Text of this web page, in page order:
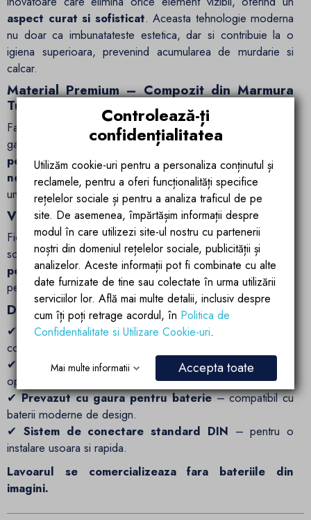
aspect curat si sofisticat. Aceasta tehnologie moderna
nu doar ca imbunatateste estetica, dar si contribuie la o
igiena superioara, prevenind acumularea de murdarie si
calcar.
Material Premium – Compozit din Marmura
Turnata
Fabricat din compozit din marmura , lavoarul EGO 11
garanteaza
rezistenta exceptionala la zgarieturi,
pete si temperaturi extreme. Suprafata saneta si
neporoasafaciliteaza curatarea si intretinerea, asigurand
un aspect impecabil pe termen lung.
Versatilitate si Adaptabilitate in Montaj
Fie ca preferi un aspect modern si aerisit sau un design
sofisticat si spatios,lavoarul EGO 11poate fi montat atat
pe blat, cat sisuspendat, oferindu-ti libertatea de a
personaliza baia dupa propriile preferinte.
Dimensiuni si Functionalitate Optimizata
✔ Dimensiuni generoase (75x50x14 cm)
confortabil pentru utilizare zilnica.
✔
Adancime de 8 cm– previne imprastierea apei si
optimizeaza fluxul acesteia.
✔Prevazut cu gaura pentru baterie– compatibil cu
baterii moderne de design.
✔ Sistem de conectare standard DIN – pentru o
instalare usoara si rapida.
Lavoarul se comercializeaza fara bateriile din
imagini.
Controlează-ți
confidențialitatea
Utilizăm cookie-uri pentru a personaliza conținutul și
reclamele, pentru a oferi funcționalități specifice
rețelelor sociale și pentru a analiza traficul de pe
site. De asemenea, împărtășim informații despre
modul în care utilizezi site-ul nostru cu partenerii
noștri din domeniul rețelelor sociale, publicității și
analizelor. Aceste informații pot fi combinate cu alte
date furnizate de tine sau colectate în urma utilizării
serviciilor lor. Află mai multe detalii, inclusiv despre
cum îți poți retrage acordul, în Politica de
Confidentialitate si Utilizare Cookie-uri.
Mai multe informatii Accepta toate